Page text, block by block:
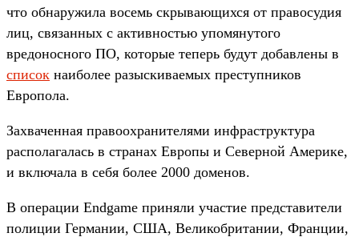
что обнаружила восемь скрывающихся от правосудия
лиц, связанных с активностью упомянутого
вредоносного ПО, которые теперь будут добавлены в
список наиболее разыскиваемых преступников
Европола.
Захваченная правоохранителями инфраструктура
располагалась в странах Европы и Северной Америке,
и включала в себя более 2000 доменов.
В операции Endgame приняли участие представители
полиции Германии, США, Великобритании, Франции,